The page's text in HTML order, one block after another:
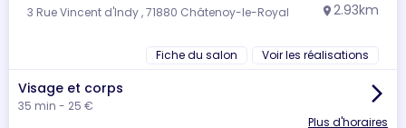
3 Rue Vincent d'Indy , 71880 Châtenoy-le-Royal location_on 2.93km
Fiche du salon Voir les réalisations
Visage et corps
35 min - 25 €
arrow_forward_ios
Plus d'horaires